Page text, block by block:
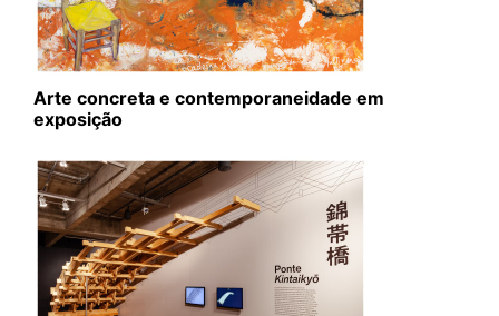
Arte concreta e contemporaneidade em
exposição